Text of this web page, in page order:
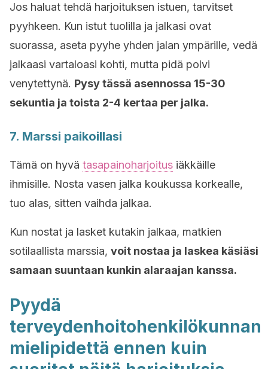
Jos haluat tehdä harjoituksen istuen, tarvitset
pyyhkeen. Kun istut tuolilla ja jalkasi ovat
suorassa, aseta pyyhe yhden jalan ympärille, vedä
jalkaasi vartaloasi kohti, mutta pidä polvi
venytettynä. Pysy tässä asennossa 15-30
sekuntia ja toista 2-4 kertaa per jalka.
7. Marssi paikoillasi
Tämä on hyvä tasapainoharjoitus iäkkäille
ihmisille. Nosta vasen jalka koukussa korkealle,
tuo alas, sitten vaihda jalkaa.
Kun nostat ja lasket kutakin jalkaa, matkien
sotilaallista marssia, voit nostaa ja laskea käsiäsi
samaan suuntaan kunkin alaraajan kanssa.
Pyydä
terveydenhoitohenkilökunnan
mielipidettä ennen kuin